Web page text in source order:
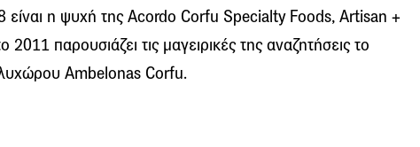
είναι η ψυχή της Acordo Corfu Specialty Foods, Artisan +
παρουσιάζει τις μαγειρικές της αναζητήσεις το
Ambelonas Corfu.